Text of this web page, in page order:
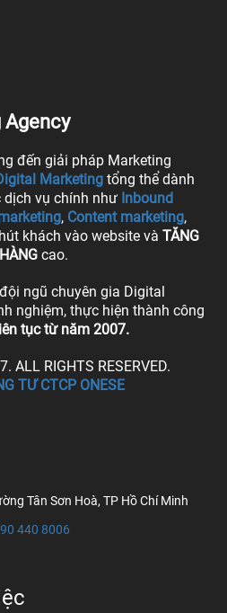
Agency
đến giải pháp Marketing
Marketing tổng thể dành
dịch vụ chính như Inbound
, Content marketing,
khách vào website và TĂNG
cao.
ngũ chuyên gia Digital
nghiệm, thực hiện thành công
tục từ năm 2007.
ALL RIGHTS RESERVED.
TƯ CTCP ONESE
Tân Sơn Hoà, TP Hồ Chí Minh
440 8006